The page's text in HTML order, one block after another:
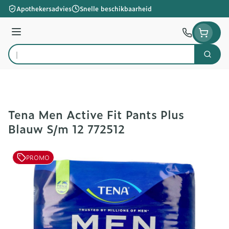
Ga naar de inhoud
Apothekersadvies Snelle beschikbaarheid
Menu
Product, merk, categorie...
Zoek
Tena Men Active Fit Pants Plus
Blauw S/m 12 772512
PROMO